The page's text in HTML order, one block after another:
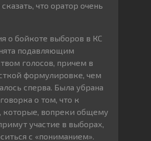
что оратор очень
о бойкоте выборов в КС
подавляющим
голосов, причем в
формулировке, чем
сперва. Была убрана
о том, что к
которые, вопреки общему
участие в выборах,
с «пониманием».